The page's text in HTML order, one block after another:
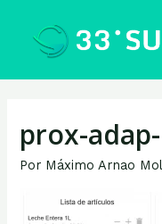
contenido
prox-
Por Máximo Arnao